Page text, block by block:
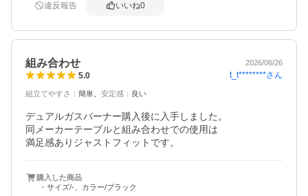
違反報告 いいね0
組み合わせ 2026/06/26
5.0 t_t********さん
組立てやすさ ： 簡単 安定感 ： 良い
デュアルガスバーナー購入後に入手しました。
同メーカーテーブルと組み合わせでの使用は
満足感ありジャストフィットです。
購入した商品
・サイズ/-、カラー/ブラック